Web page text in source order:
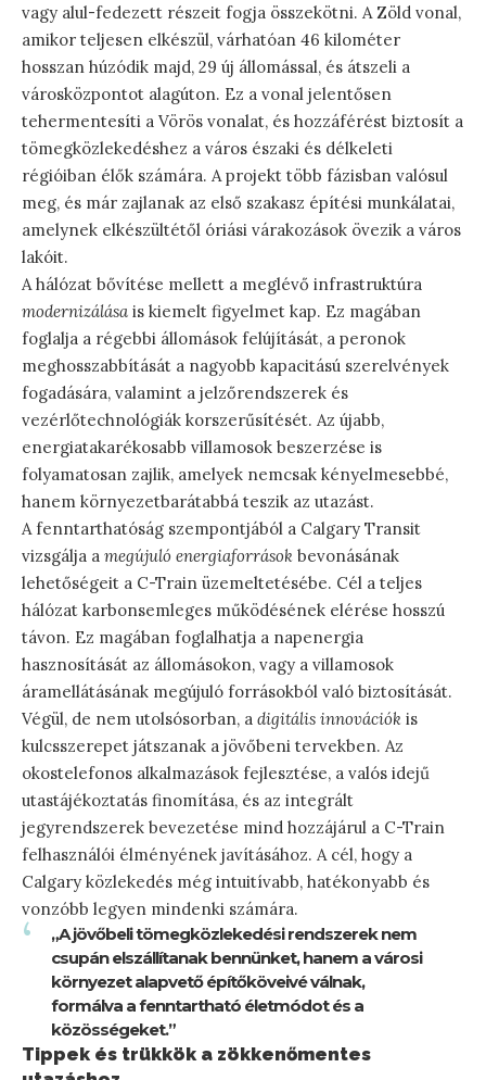
vagy alul-fedezett részeit fogja összekötni. A Zöld vonal,
amikor teljesen elkészül, várhatóan 46 kilométer
hosszan húzódik majd, 29 új állomással, és átszeli a
városközpontot alagúton. Ez a vonal jelentősen
tehermentesíti a Vörös vonalat, és hozzáférést biztosít a
tömegközlekedéshez a város északi és délkeleti
régióiban élők számára. A projekt több fázisban valósul
meg, és már zajlanak az első szakasz építési munkálatai,
amelynek elkészültétől óriási várakozások övezik a város
lakóit.
A hálózat bővítése mellett a meglévő infrastruktúra
modernizálása is kiemelt figyelmet kap. Ez magában
foglalja a régebbi állomások felújítását, a peronok
meghosszabbítását a nagyobb kapacitású szerelvények
fogadására, valamint a jelzőrendszerek és
vezérlőtechnológiák korszerűsítését. Az újabb,
energiatakarékosabb villamosok beszerzése is
folyamatosan zajlik, amelyek nemcsak kényelmesebbé,
hanem környezetbarátabbá teszik az utazást.
A fenntarthatóság szempontjából a Calgary Transit
vizsgálja a megújuló energiaforrások bevonásának
lehetőségeit a C-Train üzemeltetésébe. Cél a teljes
hálózat karbonsemleges működésének elérése hosszú
távon. Ez magában foglalhatja a napenergia
hasznosítását az állomásokon, vagy a villamosok
áramellátásának megújuló forrásokból való biztosítását.
Végül, de nem utolsósorban, a digitális innovációk is
kulcsszerepet játszanak a jövőbeni tervekben. Az
okostelefonos alkalmazások fejlesztése, a valós idejű
utastájékoztatás finomítása, és az integrált
jegyrendszerek bevezetése mind hozzájárul a C-Train
felhasználói élményének javításához. A cél, hogy a
Calgary közlekedés még intuitívabb, hatékonyabb és
vonzóbb legyen mindenki számára.
„A jövőbeli tömegközlekedési rendszerek nem
csupán elszállítanak bennünket, hanem a városi
környezet alapvető építőköveivé válnak,
formálva a fenntartható életmódot és a
közösségeket.”
Tippek és trükkök a zökkenőmentes